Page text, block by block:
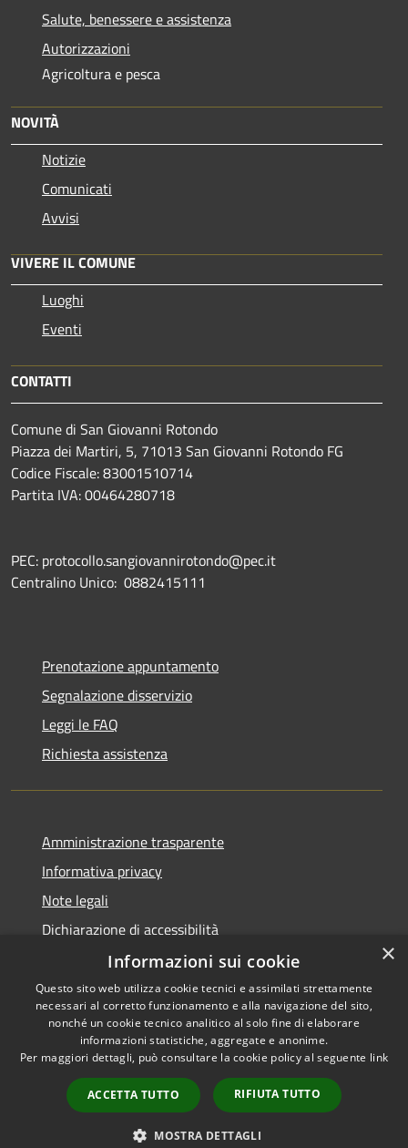
Salute, benessere e assistenza
Autorizzazioni
Agricoltura e pesca
NOVITÀ
Notizie
Comunicati
Avvisi
VIVERE IL COMUNE
Luoghi
Eventi
CONTATTI
Comune di San Giovanni Rotondo
Piazza dei Martiri, 5, 71013 San Giovanni Rotondo FG
Codice Fiscale: 83001510714
Partita IVA: 00464280718
PEC: protocollo.sangiovannirotondo@pec.it
Centralino Unico: 0882415111
Prenotazione appuntamento
Segnalazione disservizio
Leggi le FAQ
Richiesta assistenza
Amministrazione trasparente
Informativa privacy
Note legali
Dichiarazione di accessibilità
Accessibilità
Privacy
Mappa del sito
Copyright © 2026 • Comune di
San Giovanni Rotondo •
Powered byMunicipium •
Accesso redazione
×
Informazioni sui cookie
Questo sito web utilizza cookie tecnici e assimilati strettamente
necessari al corretto funzionamento e alla navigazione del sito,
nonché un cookie tecnico analitico al solo fine di elaborare
informazioni statistiche, aggregate e anonime.
Per maggiori dettagli, può consultare la cookie policy al seguente link
ACCETTA TUTTO RIFIUTA TUTTO
MOSTRA DETTAGLI